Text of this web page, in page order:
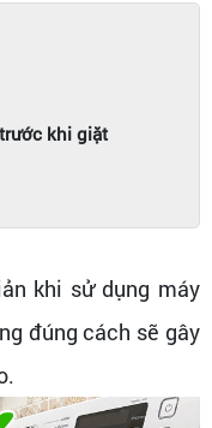
khi giặt
khi sử dụng máy
đúng cách sẽ gây